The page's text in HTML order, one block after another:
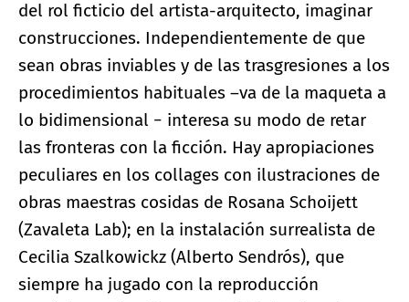
del rol ficticio del artista-arquitecto, imaginar
construcciones. Independientemente de que
sean obras inviables y de las trasgresiones a los
procedimientos habituales –va de la maqueta a
lo bidimensional − interesa su modo de retar
las fronteras con la ficción. Hay apropiaciones
peculiares en los collages con ilustraciones de
obras maestras cosidas de Rosana Schoijett
(Zavaleta Lab); en la instalación surrealista de
Cecilia Szalkowickz (Alberto Sendrós), que
siempre ha jugado con la reproducción